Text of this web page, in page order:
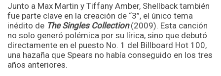
Junto a Max Martin y Tiffany Amber, Shellback también
fue parte clave en la creación de “3”, el único tema
inédito de The Singles Collection(2009). Esta canción
no solo generó polémica por su lírica, sino que debutó
directamente en el puesto No. 1 del Billboard Hot 100,
una hazaña que Spears no había conseguido en los tres
años anteriores.